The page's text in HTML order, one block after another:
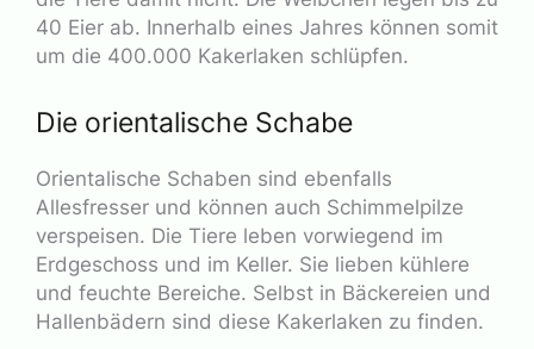
40 Eier ab. Innerhalb eines Jahres können somit
um die 400.000 Kakerlaken schlüpfen.
Die orientalische Schabe
Orientalische Schaben sind ebenfalls
Allesfresser und können auch Schimmelpilze
verspeisen. Die Tiere leben vorwiegend im
Erdgeschoss und im Keller. Sie lieben kühlere
und feuchte Bereiche. Selbst in Bäckereien und
Hallenbädern sind diese Kakerlaken zu finden.